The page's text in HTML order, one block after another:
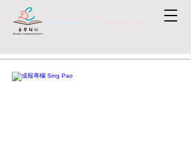
Passion to Dream,